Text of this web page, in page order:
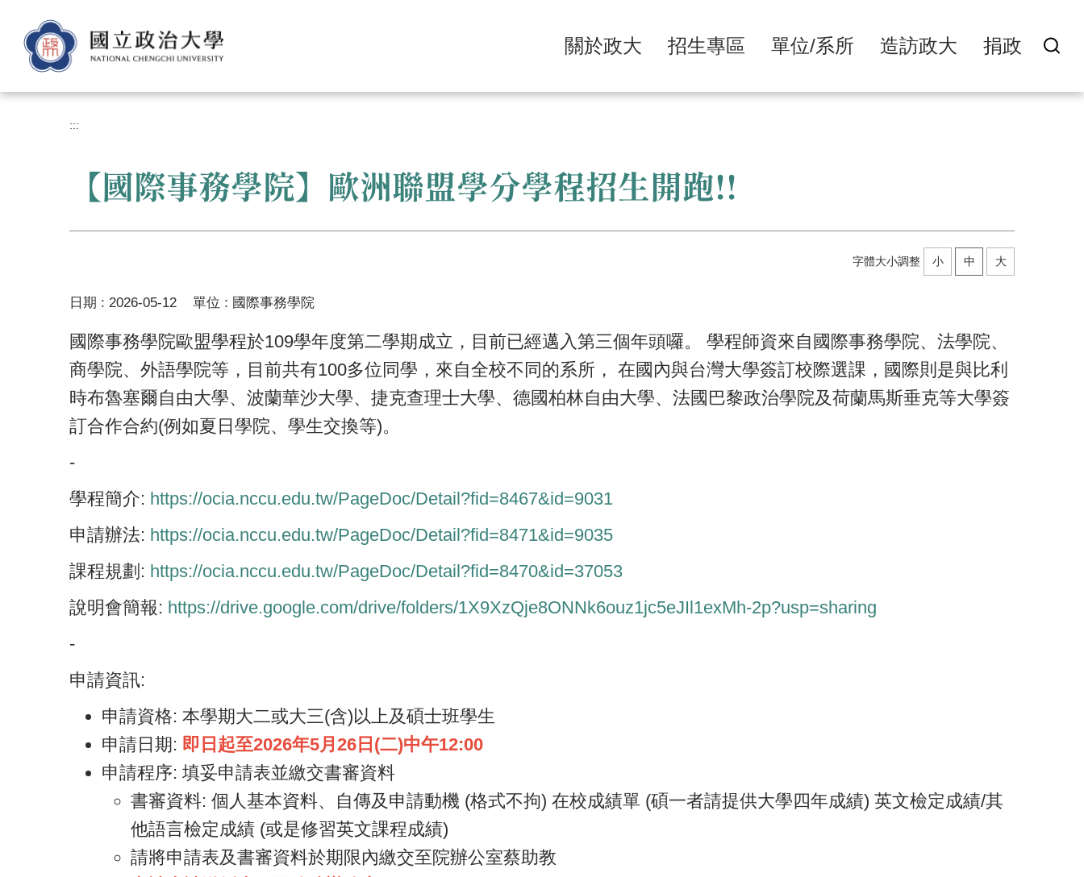
容
關於政大 招生專區 單位/系所 造訪政大 捐政
:::
【國際事務學院】歐洲聯盟學分學程招生開跑!!
字體大小調整 小 中 大
日期 : 2026-05-12 單位 : 國際事務學院
國際事務學院歐盟學程於109學年度第二學期成立，目前已經邁入第三個年頭囉。 學程師資來自國際事務學院、法學院、
商學院、外語學院等，目前共有100多位同學，來自全校不同的系所， 在國內與台灣大學簽訂校際選課，國際則是與比利
時布魯塞爾自由大學、波蘭華沙大學、捷克查理士大學、德國柏林自由大學、法國巴黎政治學院及荷蘭馬斯垂克等大學簽
訂合作合約(例如夏日學院、學生交換等)。
-
學程簡介: https://ocia.nccu.edu.tw/PageDoc/Detail?fid=8467&id=9031
申請辦法: https://ocia.nccu.edu.tw/PageDoc/Detail?fid=8471&id=9035
課程規劃: https://ocia.nccu.edu.tw/PageDoc/Detail?fid=8470&id=37053
說明會簡報: https://drive.google.com/drive/folders/1X9XzQje8ONNk6ouz1jc5eJIl1exMh-2p?usp=sharing
-
申請資訊:
申請資格: 本學期大二或大三(含)以上及碩士班學生
申請日期: 即日起至2026年5月26日(二)中午12:00
申請程序: 填妥申請表並繳交書審資料
書審資料: 個人基本資料、自傳及申請動機 (格式不拘) 在校成績單 (碩一者請提供大學四年成績) 英文檢定成績/其
他語言檢定成績 (或是修習英文課程成績)
請將申請表及書審資料於期限內繳交至院辦公室蔡助教